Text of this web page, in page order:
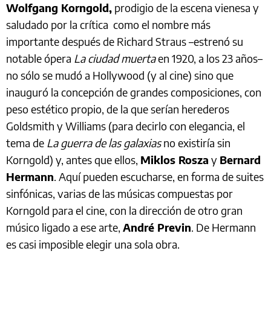
Wolfgang Korngold, prodigio de la escena vienesa y
saludado por la crítica como el nombre más
importante después de Richard Straus –estrenó su
notable ópera La ciudad muertaen 1920, a los 23 años–
no sólo se mudó a Hollywood (y al cine) sino que
inauguró la concepción de grandes composiciones, con
peso estético propio, de la que serían herederos
Goldsmith y Williams (para decirlo con elegancia, el
tema de La guerra de las galaxiasno existiría sin
Korngold) y, antes que ellos, Miklos Rosza y Bernard
Hermann. Aquí pueden escucharse, en forma de suites
sinfónicas, varias de las músicas compuestas por
Korngold para el cine, con la dirección de otro gran
músico ligado a ese arte, André Previn. De Hermann
es casi imposible elegir una sola obra.